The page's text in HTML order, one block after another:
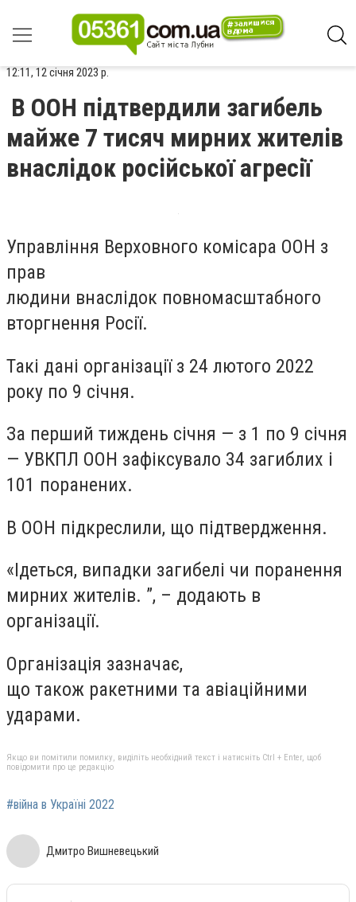
12:11, 12 січня 2023 р.
В ООН підтвердили загибель
майже 7 тисяч мирних жителів
внаслідок російської агресії
Управління Верховного комісара ООН з
прав
людини внаслідок повномасштабного
вторгнення Росії.
Такі дані організації з 24 лютого 2022
року по 9 січня.
За перший тиждень січня — з 1 по 9 січня
— УВКПЛ ООН зафіксувало 34 загиблих і
101 поранених.
В ООН підкреслили, що підтвердження.
«Ідеться, випадки загибелі чи поранення
мирних жителів. ”, – додають в
організації.
Організація зазначає,
що також ракетними та авіаційними
ударами.
Якщо ви помітили помилку, виділіть необхідний текст і натисніть Ctrl + Enter, щоб
повідомити про це редакцію
#війна в Україні 2022
Дмитро Вишневецький